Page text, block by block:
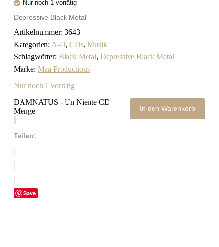
Nur noch 1 vorrätig
Depressive Black Metal
Artikelnummer: 3643
Kategorien: A-D, CDs, Musik
Schlagwörter: Black Metal, Depressive Black Metal
Marke: Maa Productions
Nur noch 1 vorrätig
DAMNATUS - Un Niente CD
Menge
In den Warenkorb
Teilen:
Save